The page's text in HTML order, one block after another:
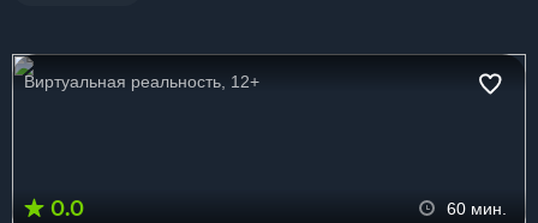
Виртуальная реальность, 12+
0.0 60 мин.